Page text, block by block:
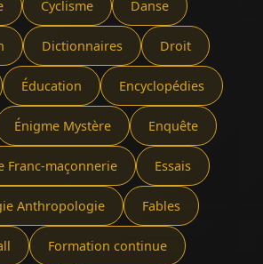
Cyclisme Danse
Dictionnaires Droit
Éducation Encyclopédies
Énigme Mystère Enquête
Franc-maçonnerie Essais
Anthropologie Fables
Formation continue